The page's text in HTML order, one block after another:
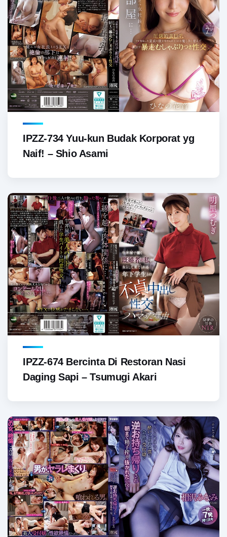
IPZZ-734 Yuu-kun Budak Korporat yg
Naif! – Shio Asami
IPZZ-674 Bercinta Di Restoran Nasi
Daging Sapi – Tsumugi Akari